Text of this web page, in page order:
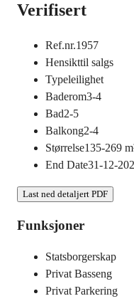
Verifisert
Ref.nr.1957
Hensikttil salgs
Typeleilighet
Baderom3-4
Bad2-5
Balkong2-4
Størrelse135-269
End Date31-12-
Last ned detaljert PDF
Funksjoner
Statsborgerskap
Privat Basseng
Privat Parkering